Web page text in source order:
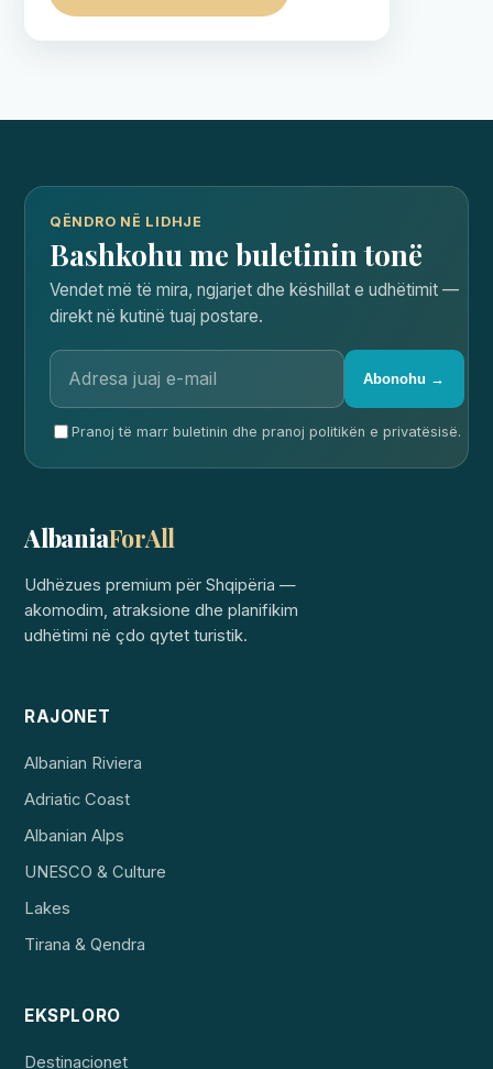
QËNDRO NË LIDHJE
Bashkohu me buletinin tonë
Vendet më të mira, ngjarjet dhe këshillat e udhëtimit —
direkt në kutinë tuaj postare.
Abonohu →
Pranoj të marr buletinin dhe pranoj politikën e privatësisë.
AlbaniaForAll
Udhëzues premium për Shqipëria —
akomodim, atraksione dhe planifikim
udhëtimi në çdo qytet turistik.
RAJONET
Albanian Riviera
Adriatic Coast
Albanian Alps
UNESCO & Culture
Lakes
Tirana & Qendra
EKSPLORO
Destinacionet